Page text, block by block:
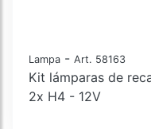
Lampa - Art. 58163
Kit lámparas de
2x H4 - 12V